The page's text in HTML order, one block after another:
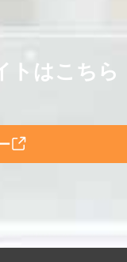
トはこちら